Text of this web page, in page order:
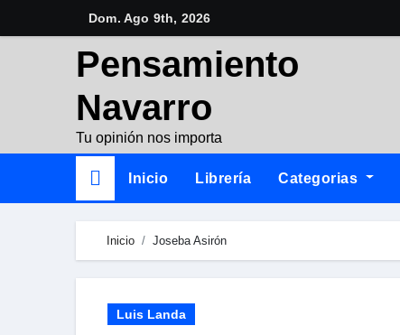
to
Dom. Ago 9th, 2026
Pensamiento
Navarro
Tu opinión nos importa
Inicio Librería Categorias
Inicio Joseba Asirón
Luis Landa